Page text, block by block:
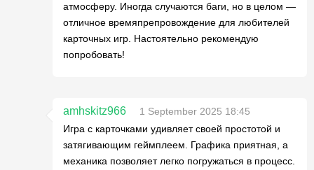
атмосферу. Иногда случаются баги, но в целом —
отличное времяпрепровождение для любителей
карточных игр. Настоятельно рекомендую
попробовать!
amhskitz966
1 September 2025 18:45
Игра с карточками удивляет своей простотой и
затягивающим геймплеем. Графика приятная, а
механика позволяет легко погружаться в процесс.